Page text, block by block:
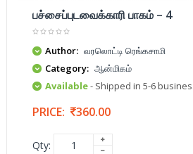
பச்சைப்புடவைக்காரி பாகம் – 4
Author: வரலொட்டி ரெங்கசாமி
Category: ஆன்மிகம்
Available- Shipped in 5-6
PRICE: 360.00
Qty: